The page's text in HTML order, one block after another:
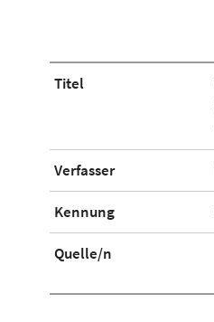
Titel
Verfasser
Kennung
Quelle/n